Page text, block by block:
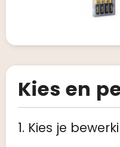
Kies en
1. Kies je